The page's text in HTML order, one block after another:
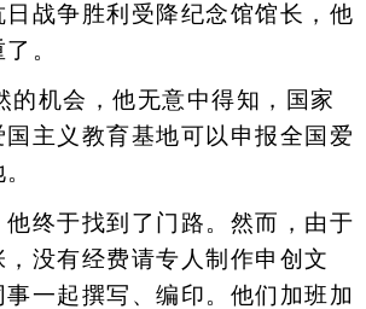
战争胜利受降纪念馆馆长，他
。
的机会，他无意中得知，国家
主义教育基地可以申报全国爱
终于找到了门路。然而，由于
没有经费请专人制作申创文
一起撰写、编印。他们加班加